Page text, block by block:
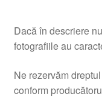
Dacă în descriere
fotografiile au
Ne rezervăm
conform